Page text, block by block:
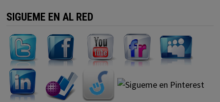
SIGUEME EN AL RED